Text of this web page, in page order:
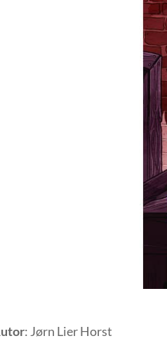
: Jørn Lier Horst